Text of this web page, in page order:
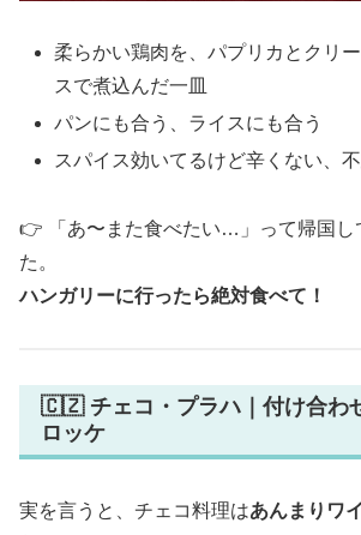
柔らかい鶏肉を、パプリカとクリ
スで煮込んだ一皿
パンにも合う、ライスにも合う
スパイス効いてるけど辛くない、
👉 「あ〜また食べたい…」って帰国し
た。
ハンガリーに行ったら絶対食べて！
🇨🇿 チェコ・プラハ｜付け合わ
ロッケ
実を言うと、チェコ料理はあんまりワ